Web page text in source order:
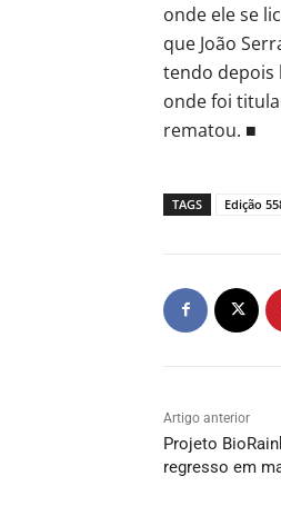
onde ele se
que João
tendo depois
onde foi
rematou. ■
TAGS Edição
Artigo anterior
Projeto
regresso em